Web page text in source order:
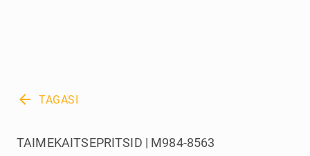
arrow_back TAGASI
TAIMEKAITSEPRITSID | M984-8563